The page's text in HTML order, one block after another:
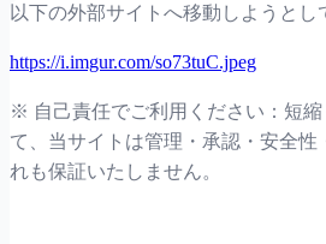
以下の外部サイトへ移動しようとし
https://i.imgur.com/so73tuC.jpeg
※ 自己責任でご利用ください：短
て、当サイトは管理・承認・安全
れも保証いたしません。